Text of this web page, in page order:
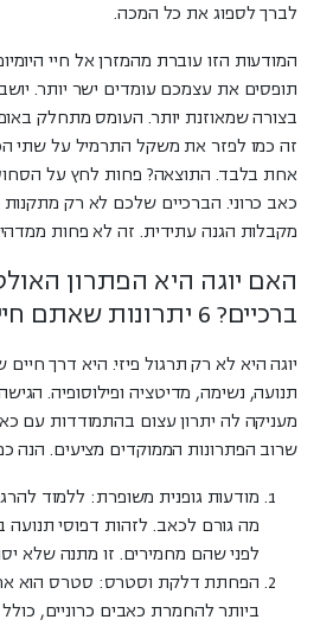
לברך לספוג את כל המכה.
המודעות הזו עוברת מהמזרן אל חיי
תופסים את עצמכם עומדים ישר יותר.
בצורה שמאוזנת יותר. העומס מתחלק
זה כמו לפזר את משקל התרמיל על שתי
אחת בלבד. התוצאה? פחות לחץ על
כאב כרוני. הברכיים שלכם לא רק
מקבלות הגנה עתידית. זה לא פחות
האם יוגה היא הפתרון
ברכיים? 6 יתרונות שאתם חייבים להכיר
יוגה היא לא רק תרגול פיזי. היא דרך
תנועה, נשימה, מדיטציה ופילוסופיה.
מעניקה לה יתרון עצום בהתמודדות עם
שרוב הפתרונות הממוקדים מציעים. הנה
מודעות גופנית משופרת: ללמוד
מה גורם לכאב. לזהות דפוסי תנועה
לפני שהם מחמירים. זו מתנה שלא
הפחתת דלקת וסטרס: סטרס הוא
ביותר להחמרת כאבים כרוניים,